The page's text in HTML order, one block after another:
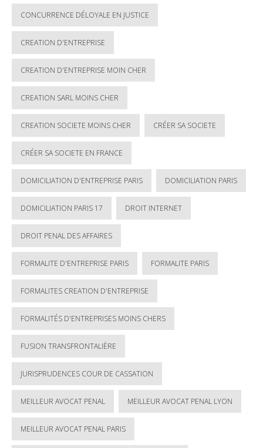
CONCURRENCE DÉLOYALE EN JUSTICE
CREATION D'ENTREPRISE
CREATION D'ENTREPRISE MOIN CHER
CREATION SARL MOINS CHER
CREATION SOCIETE MOINS CHER CRÉER SA SOCIETE
CRÉER SA SOCIETE EN FRANCE
DOMICILIATION D'ENTREPRISE PARIS DOMICILIATION PARIS
DOMICILIATION PARIS 17 DROIT INTERNET
DROIT PENAL DES AFFAIRES
FORMALITE D'ENTREPRISE PARIS FORMALITE PARIS
FORMALITES CREATION D'ENTREPRISE
FORMALITÉS D'ENTREPRISES MOINS CHERS
FUSION TRANSFRONTALIÈRE
JURISPRUDENCES COUR DE CASSATION
MEILLEUR AVOCAT PENAL MEILLEUR AVOCAT PENAL LYON
MEILLEUR AVOCAT PENAL PARIS